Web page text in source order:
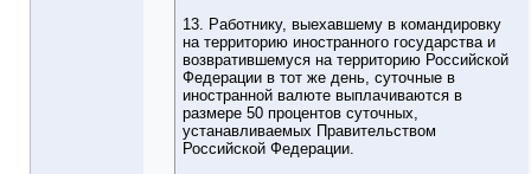
13. Работнику, выехавшему в командировку
на территорию иностранного государства и
возвратившемуся на территорию Российской
Федерации в тот же день, суточные в
иностранной валюте выплачиваются в
размере 50 процентов суточных,
устанавливаемых Правительством
Российской Федерации.